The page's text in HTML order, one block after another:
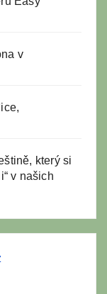
v
který si
v našich